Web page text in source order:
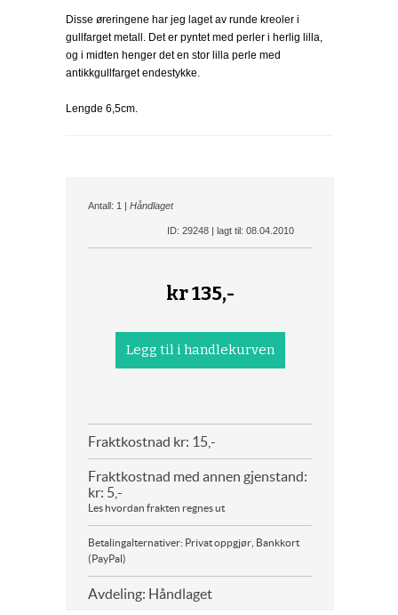
Disse øreringene har jeg laget av runde kreoler i
gullfarget metall. Det er pyntet med perler i herlig lilla,
og i midten henger det en stor lilla perle med
antikkgullfarget endestykke.
Lengde 6,5cm.
Antall: 1 | Håndlaget
ID: 29248 | lagt til: 08.04.2010
kr135,-
Fraktkostnad kr: 15,-
Fraktkostnad med annen gjenstand:
kr: 5,-
Les hvordan frakten regnes ut
Betalingalternativer: Privat oppgjør, Bankkort
(PayPal)
Avdeling: Håndlaget